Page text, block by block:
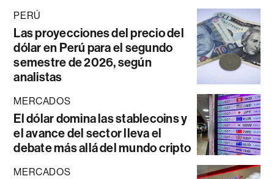
PERÚ
Las proyecciones del precio del
dólar en Perú para el segundo
semestre de 2026, según
analistas
MERCADOS
El dólar domina las stablecoins y
el avance del sector lleva el
debate más allá del mundo cripto
MERCADOS